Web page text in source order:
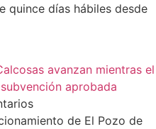
quince días hábiles desde
avanzan mientras el
aprobada
de El Pozo de